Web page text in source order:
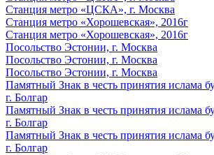
Станция метро «ЦСКА», г. Москва
Станция метро «Хорошевская», 2016г
Станция метро «Хорошевская», 2016г
Посольство Эстонии, г. Москва
Посольство Эстонии, г. Москва
Посольство Эстонии, г. Москва
Памятный Знак в честь принятия ислама
г. Болгар
Памятный Знак в честь принятия ислама
г. Болгар
Памятный Знак в честь принятия ислама
г. Болгар